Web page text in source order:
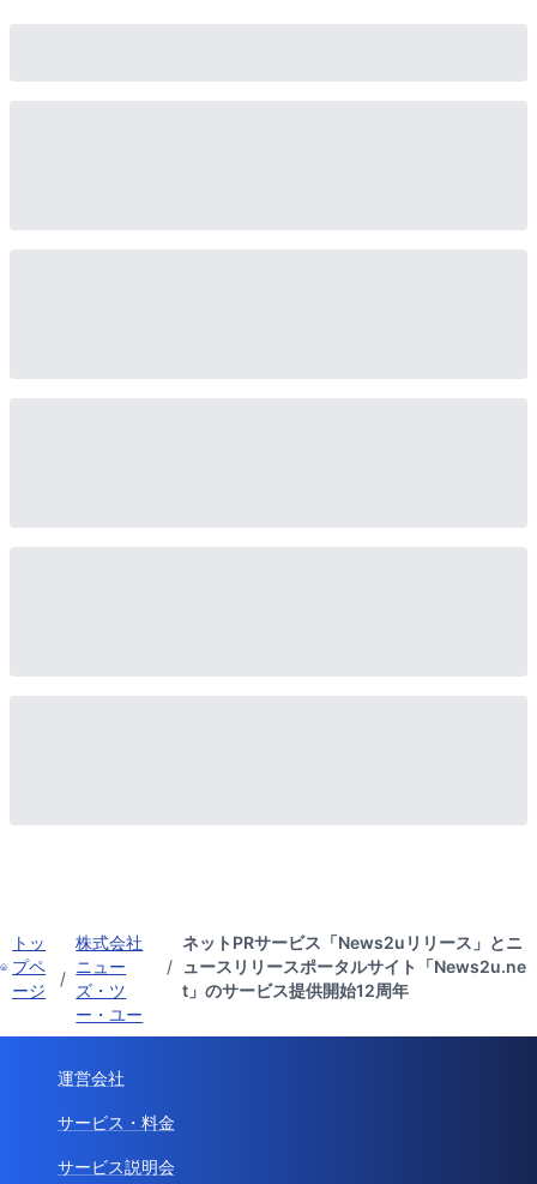
トッ
プペ
ージ
/
株式会社
ニュー
ズ・ツ
ー・ユー
/
ネットPRサービス「News2uリリース」とニ
ュースリリースポータルサイト「News2u.ne
t」のサービス提供開始12周年
運営会社
サービス・料金
サービス説明会